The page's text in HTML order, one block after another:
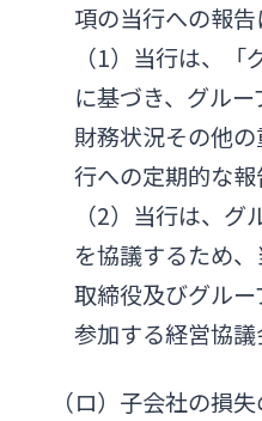
項の当行への報
（1）当行は、「
に基づき、グル
財務状況その他
行への定期的な報
（2）当行は、
を協議するため
取締役及びグル
参加する経営協議
（ロ）子会社の損